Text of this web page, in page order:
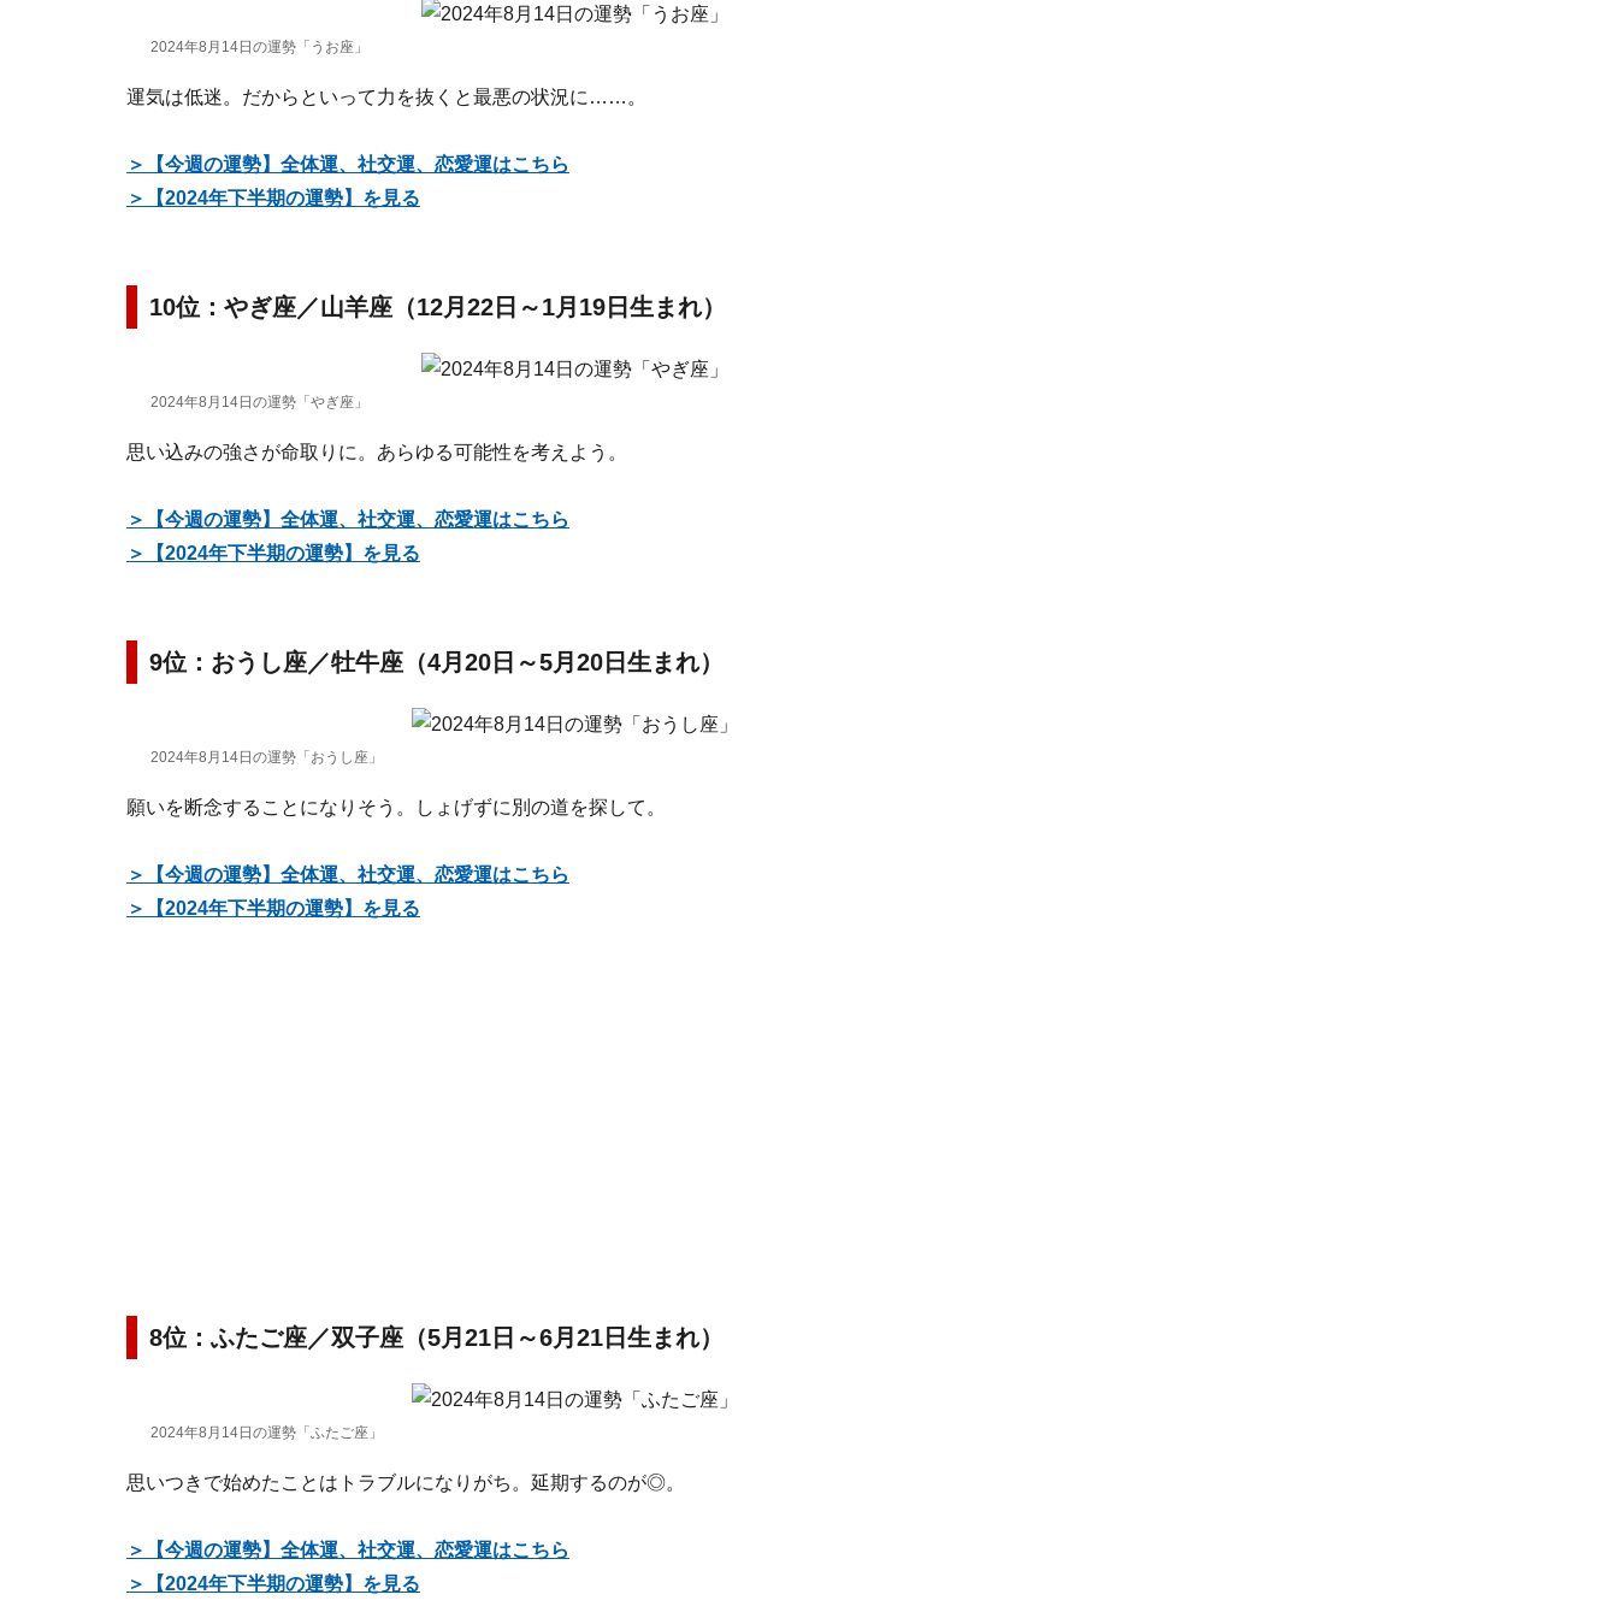
2024年8月14日の運勢「うお座」
運気は低迷。だからといって力を抜くと最悪の状況に……。
＞【今週の運勢】全体運、社交運、恋愛運はこちら
＞【2024年下半期の運勢】を見る
10位：やぎ座／山羊座（12月22日～1月19日生まれ）
2024年8月14日の運勢「やぎ座」
思い込みの強さが命取りに。あらゆる可能性を考えよう。
＞【今週の運勢】全体運、社交運、恋愛運はこちら
＞【2024年下半期の運勢】を見る
9位：おうし座／牡牛座（4月20日～5月20日生まれ）
2024年8月14日の運勢「おうし座」
願いを断念することになりそう。しょげずに別の道を探して。
＞【今週の運勢】全体運、社交運、恋愛運はこちら
＞【2024年下半期の運勢】を見る
8位：ふたご座／双子座（5月21日～6月21日生まれ）
2024年8月14日の運勢「ふたご座」
思いつきで始めたことはトラブルになりがち。延期するのが◎。
＞【今週の運勢】全体運、社交運、恋愛運はこちら
＞【2024年下半期の運勢】を見る